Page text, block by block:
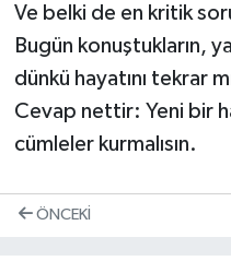
Ve belki de en kritik
Bugün konuştukların,
dünkü hayatını tekrar
Cevap nettir: Yeni bir
cümleler kurmalısın.
ÖNCEKI